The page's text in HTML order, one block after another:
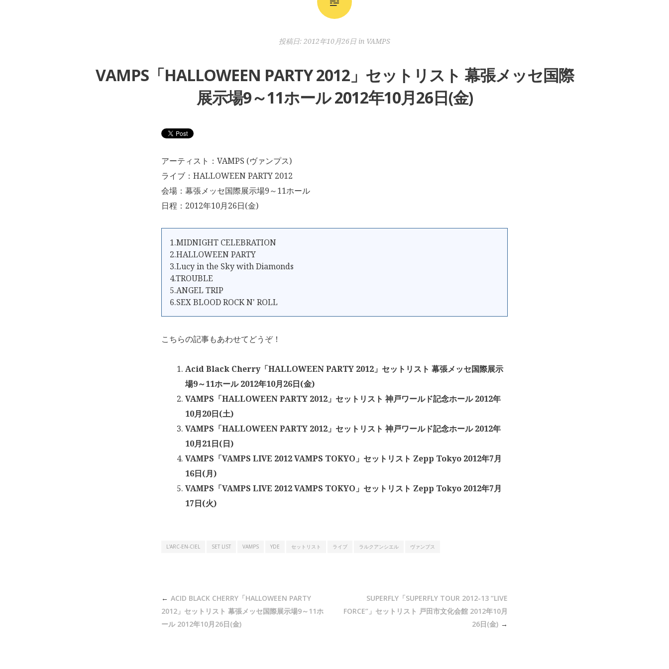
投稿日: 2012年10月26日 in VAMPS
VAMPS「HALLOWEEN PARTY 2012」セットリスト 幕張メッセ国際
展示場9～11ホール 2012年10月26日(金)
アーティスト：VAMPS (ヴァンプス)
ライブ：HALLOWEEN PARTY 2012
会場：幕張メッセ国際展示場9～11ホール
日程：2012年10月26日(金)
1.MIDNIGHT CELEBRATION
2.HALLOWEEN PARTY
3.Lucy in the Sky with Diamonds
4.TROUBLE
5.ANGEL TRIP
6.SEX BLOOD ROCK N' ROLL
こちらの記事もあわせてどうぞ！
Acid Black Cherry「HALLOWEEN PARTY 2012」セットリスト 幕張メッセ国際展示
場9～11ホール 2012年10月26日(金)
VAMPS「HALLOWEEN PARTY 2012」セットリスト 神戸ワールド記念ホール 2012年
10月20日(土)
VAMPS「HALLOWEEN PARTY 2012」セットリスト 神戸ワールド記念ホール 2012年
10月21日(日)
VAMPS「VAMPS LIVE 2012 VAMPS TOKYO」セットリスト Zepp Tokyo 2012年7月
16日(月)
VAMPS「VAMPS LIVE 2012 VAMPS TOKYO」セットリスト Zepp Tokyo 2012年7月
17日(火)
L'ARC-EN-CIEL SET LIST VAMPS YDE セットリスト ライブ ラルクアンシエル ヴァンプス
ACID BLACK CHERRY「HALLOWEEN PARTY
2012」セットリスト 幕張メッセ国際展示場9～11ホ
ール 2012年10月26日(金)
SUPERFLY「SUPERFLY TOUR 2012-13 “LIVE
FORCE”」セットリスト 戸田市文化会館 2012年10月
26日(金)